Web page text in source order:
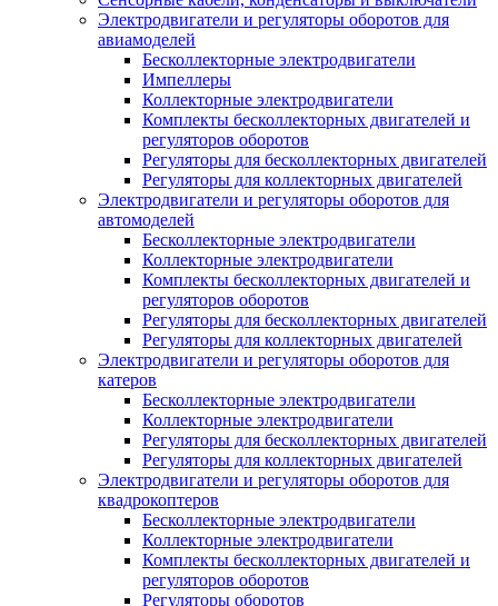
Электродвигатели и регуляторы оборотов для
авиамоделей
Бесколлекторные электродвигатели
Импеллеры
Коллекторные электродвигатели
Комплекты бесколлекторных двигателей и
регуляторов оборотов
Регуляторы для бесколлекторных двигателей
Регуляторы для коллекторных двигателей
Электродвигатели и регуляторы оборотов для
автомоделей
Бесколлекторные электродвигатели
Коллекторные электродвигатели
Комплекты бесколлекторных двигателей и
регуляторов оборотов
Регуляторы для бесколлекторных двигателей
Регуляторы для коллекторных двигателей
Электродвигатели и регуляторы оборотов для
катеров
Бесколлекторные электродвигатели
Коллекторные электродвигатели
Регуляторы для бесколлекторных двигателей
Регуляторы для коллекторных двигателей
Электродвигатели и регуляторы оборотов для
квадрокоптеров
Бесколлекторные электродвигатели
Коллекторные электродвигатели
Комплекты бесколлекторных двигателей и
регуляторов оборотов
Регуляторы оборотов